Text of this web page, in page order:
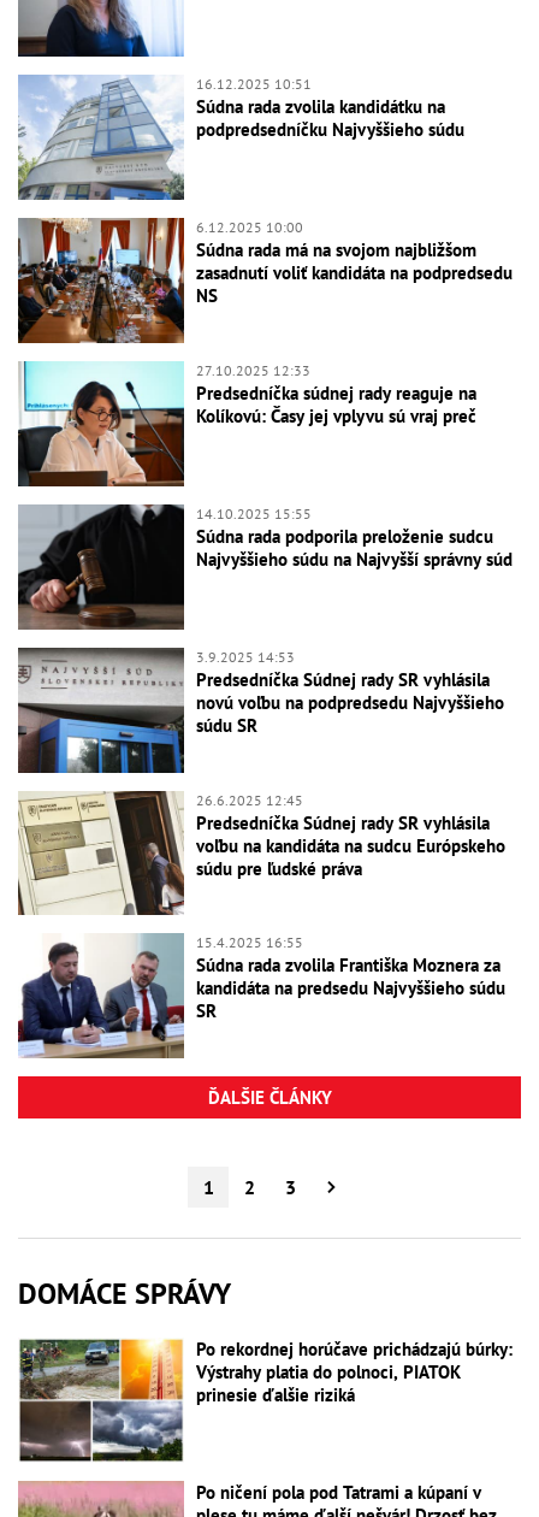
16.12.2025 10:51
Súdna rada zvolila kandidátku na
podpredsedníčku Najvyššieho súdu
6.12.2025 10:00
Súdna rada má na svojom najbližšom
zasadnutí voliť kandidáta na podpredsedu
NS
27.10.2025 12:33
Predsedníčka súdnej rady reaguje na
Kolíkovú: Časy jej vplyvu sú vraj preč
14.10.2025 15:55
Súdna rada podporila preloženie sudcu
Najvyššieho súdu na Najvyšší správny súd
3.9.2025 14:53
Predsedníčka Súdnej rady SR vyhlásila
novú voľbu na podpredsedu Najvyššieho
súdu SR
26.6.2025 12:45
Predsedníčka Súdnej rady SR vyhlásila
voľbu na kandidáta na sudcu Európskeho
súdu pre ľudské práva
15.4.2025 16:55
Súdna rada zvolila Františka Moznera za
kandidáta na predsedu Najvyššieho súdu
SR
ĎALŠIE ČLÁNKY
1 2 3
DOMÁCE SPRÁVY
Po rekordnej horúčave prichádzajú búrky:
Výstrahy platia do polnoci, PIATOK
prinesie ďalšie riziká
Po ničení pola pod Tatrami a kúpaní v